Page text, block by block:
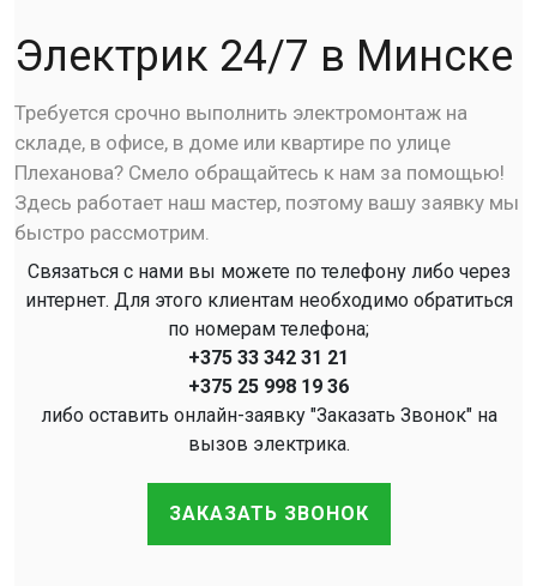
Электрик 24/7 в Минске
Требуется срочно выполнить электромонтаж на
складе, в офисе, в доме или квартире по улице
Плеханова? Смело обращайтесь к нам за помощью!
Здесь работает наш мастер, поэтому вашу заявку мы
быстро рассмотрим.
Связаться с нами вы можете по телефону либо через
интернет. Для этого клиентам необходимо обратиться
по номерам телефона;
+375 33 342 31 21
+375 25 998 19 36
либо оставить онлайн-заявку "Заказать Звонок" на
вызов электрика.
ЗАКАЗАТЬ ЗВОНОК